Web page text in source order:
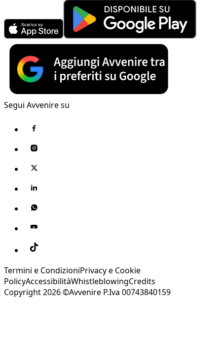
Segui Avvenire su
Termini e CondizioniPrivacy e Cookie
PolicyAccessibilitàWhistleblowingCredits
Copyright 2026 ©Avvenire P.Iva 00743840159